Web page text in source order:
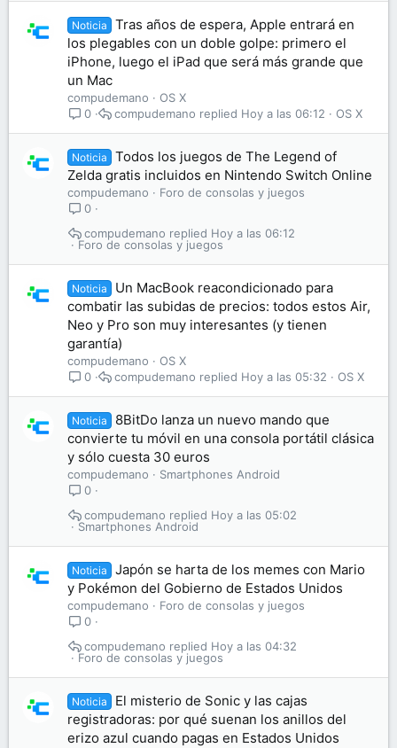
Noticia
Tras años de espera, Apple entrará en
los plegables con un doble golpe: primero el
iPhone, luego el iPad que será más grande que
un Mac
compudemano
OS X
0
OS X
Hoy a las 06:12
compudemano
Noticia
Todos los juegos de The Legend of
Zelda gratis incluidos en Nintendo Switch Online
compudemano
Foro de consolas y juegos
0
Foro de consolas y juegos
Hoy a las 06:12
compudemano
Noticia
Un MacBook reacondicionado para
combatir las subidas de precios: todos estos Air,
Neo y Pro son muy interesantes (y tienen
garantía)
compudemano
OS X
0
OS X
Hoy a las 05:32
compudemano
Noticia
8BitDo lanza un nuevo mando que
convierte tu móvil en una consola portátil clásica
y sólo cuesta 30 euros
compudemano
Smartphones Android
0
Smartphones Android
Hoy a las 05:02
compudemano
Noticia
Japón se harta de los memes con Mario
y Pokémon del Gobierno de Estados Unidos
compudemano
Foro de consolas y juegos
0
Foro de consolas y juegos
Hoy a las 04:32
compudemano
Noticia
El misterio de Sonic y las cajas
registradoras: por qué suenan los anillos del
erizo azul cuando pagas en Estados Unidos